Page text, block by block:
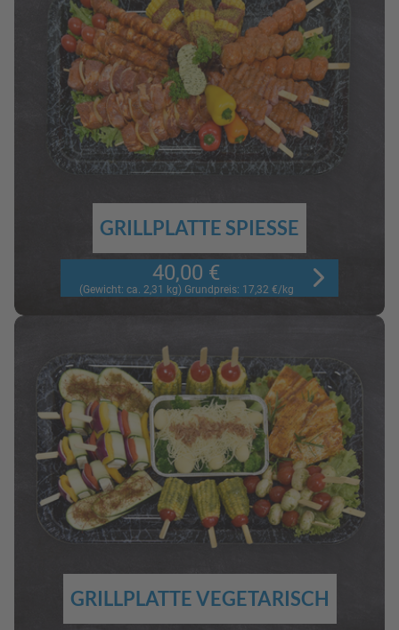
GRILLPLATTE SPIESSE
40,00 €
(Gewicht: ca. 2,31 kg) Grundpreis: 17,32 €/kg
GRILLPLATTE VEGETARISCH